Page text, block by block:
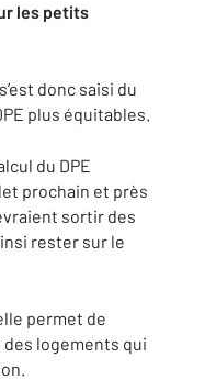
les petits
donc saisi du
plus équitables.
du DPE
prochain et près
sortir des
rester sur le
permet de
logements qui